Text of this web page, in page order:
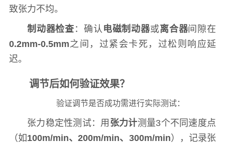
致张力不均。
制动器检查 ：确认 电磁制动器或离合器间隙在
0.2mm-0.5mm之间，过紧会卡死，过松则响应延
迟。
调节后如何验证效果？
验证调节是否成功需进行实际测试：
张力稳定性测试：用 张力计测量3个不同速度点
（如100m/min、200m/min、300m/min），记录张